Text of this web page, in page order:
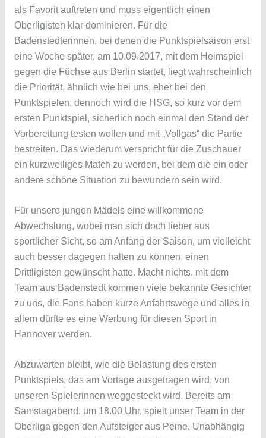
als Favorit auftreten und muss eigentlich einen
Oberligisten klar dominieren. Für die
Badenstedterinnen, bei denen die Punktspielsaison erst
eine Woche später, am 10.09.2017, mit dem Heimspiel
gegen die Füchse aus Berlin startet, liegt wahrscheinlich
die Priorität, ähnlich wie bei uns, eher bei den
Punktspielen, dennoch wird die HSG, so kurz vor dem
ersten Punktspiel, sicherlich noch einmal den Stand der
Vorbereitung testen wollen und mit „Vollgas“ die Partie
bestreiten. Das wiederum verspricht für die Zuschauer
ein kurzweiliges Match zu werden, bei dem die ein oder
andere schöne Situation zu bewundern sein wird.
Für unsere jungen Mädels eine willkommene
Abwechslung, wobei man sich doch lieber aus
sportlicher Sicht, so am Anfang der Saison, um vielleicht
auch besser dagegen halten zu können, einen
Drittligisten gewünscht hatte. Macht nichts, mit dem
Team aus Badenstedt kommen viele bekannte Gesichter
zu uns, die Fans haben kurze Anfahrtswege und alles in
allem dürfte es eine Werbung für diesen Sport in
Hannover werden.
Abzuwarten bleibt, wie die Belastung des ersten
Punktspiels, das am Vortage ausgetragen wird, von
unseren Spielerinnen weggesteckt wird. Bereits am
Samstagabend, um 18.00 Uhr, spielt unser Team in der
Oberliga gegen den Aufsteiger aus Peine. Unabhängig